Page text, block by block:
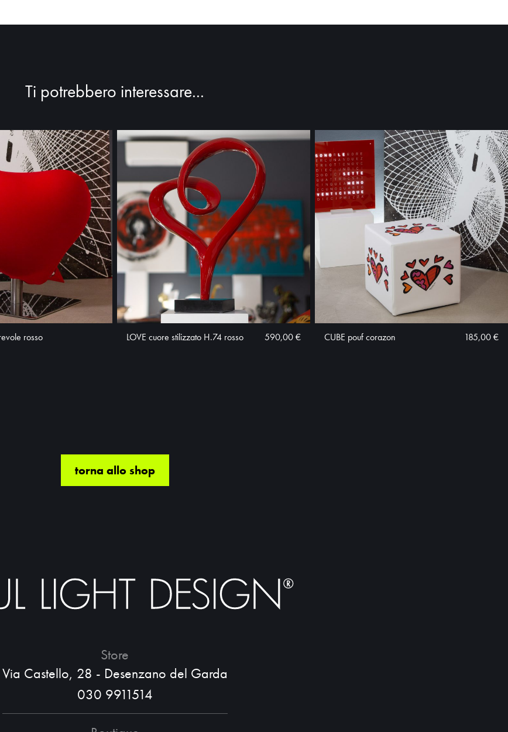
Ti potrebbero interessare...
rosso LOVE cuore stilizzato H.74 rosso 590,00 € CUBE pouf corazon 185,00 €
torna allo shop
Store
Via Castello, 28 - Desenzano del Garda
030 9911514